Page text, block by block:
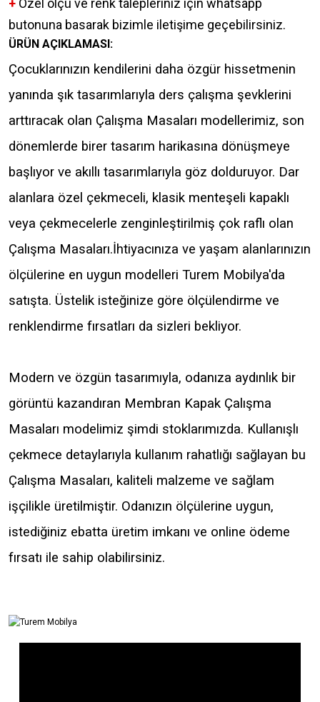
butonuna basarak bizimle iletişime geçebilirsiniz.
ÜRÜN AÇIKLAMASI:
Çocuklarınızın kendilerini daha özgür hissetmenin
yanında şık tasarımlarıyla ders çalışma şevklerini
arttıracak olan Çalışma Masaları modellerimiz, son
dönemlerde birer tasarım harikasına dönüşmeye
başlıyor ve akıllı tasarımlarıyla göz dolduruyor. Dar
alanlara özel çekmeceli, klasik menteşeli kapaklı
veya çekmecelerle zenginleştirilmiş çok raflı olan
Çalışma Masaları.İhtiyacınıza ve yaşam alanlarınızın
ölçülerine en uygun modelleri Turem Mobilya'da
satışta. Üstelik isteğinize göre ölçülendirme ve
renklendirme fırsatları da sizleri bekliyor.
Modern ve özgün tasarımıyla, odanıza aydınlık bir
görüntü kazandıran Membran Kapak Çalışma
Masaları modelimiz şimdi stoklarımızda. Kullanışlı
çekmece detaylarıyla kullanım rahatlığı sağlayan bu
Çalışma Masaları, kaliteli malzeme ve sağlam
işçilikle üretilmiştir. Odanızın ölçülerine uygun,
istediğiniz ebatta üretim imkanı ve online ödeme
fırsatı ile sahip olabilirsiniz.